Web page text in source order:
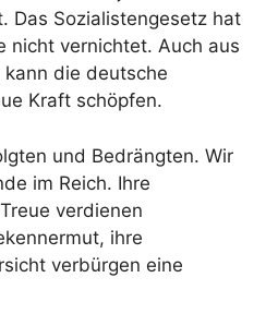
Das Sozialistengesetz hat
nicht vernichtet. Auch aus
die deutsche
Kraft schöpfen.
und Bedrängten. Wir
im Reich. Ihre
verdienen
ihre
verbürgen eine